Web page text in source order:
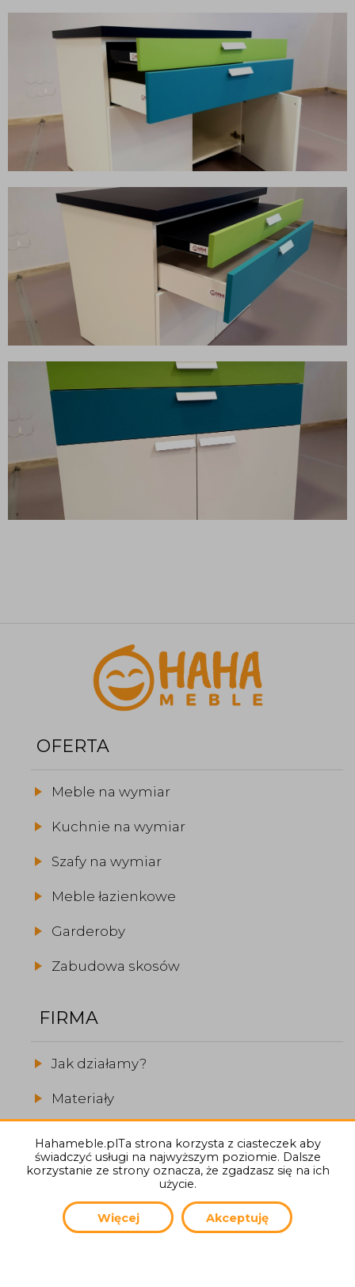
OFERTA
Meble na wymiar
Kuchnie na wymiar
Szafy na wymiar
Meble łazienkowe
Garderoby
Zabudowa skosów
FIRMA
Jak działamy?
Materiały
O firmie
Hahameble.plTa strona korzysta z ciasteczek aby
świadczyć usługi na najwyższym poziomie. Dalsze
korzystanie ze strony oznacza, że zgadzasz się na ich
użycie.
Więcej Akceptuję